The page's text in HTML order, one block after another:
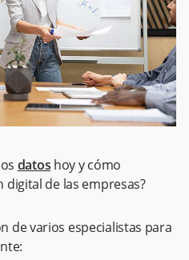
datos hoy y cómo
de las empresas?
de varios especialistas para